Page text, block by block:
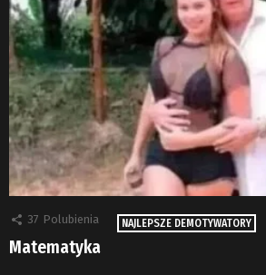
37 Polubienia NAJLEPSZE DEMOTYWATORY
Matematyka